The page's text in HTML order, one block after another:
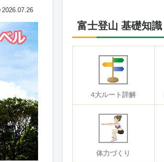
2026.07.26
富士登山 基礎知識
4大ルート詳解
体力づくり